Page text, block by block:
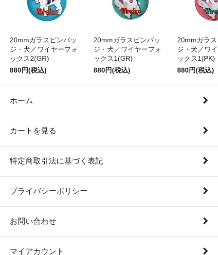
20mmガラスピンバッ
ジ・犬／ワイヤーフォ
ックス2(GR)
880円(税込)
20mmガラスピンバッ
ジ・犬／ワイヤーフォ
ックス1(GR)
880円(税込)
20mmガラ
ジ・犬／ワ
ックス1(PK)
880円(税込)
ホーム
カートを見る
特定商取引法に基づく表記
プライバシーポリシー
お問い合わせ
マイアカウント